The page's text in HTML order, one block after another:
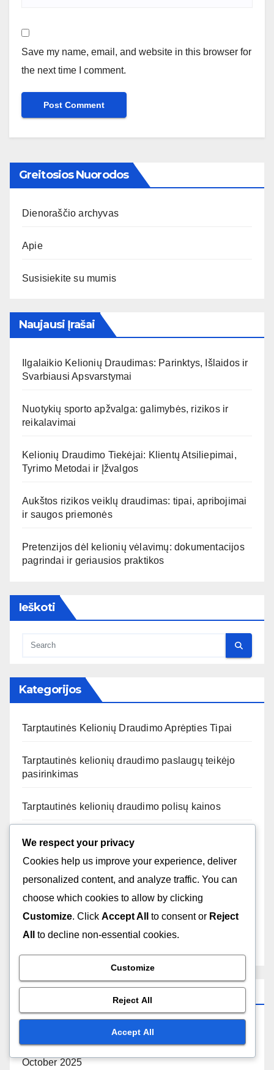
Save my name, email, and website in this browser for
the next time I comment.
Greitosios Nuorodos
Dienoraščio archyvas
Apie
Susisiekite su mumis
Naujausi Įrašai
Ilgalaikio Kelionių Draudimas: Parinktys, Išlaidos ir
Svarbiausi Apsvarstymai
Nuotykių sporto apžvalga: galimybės, rizikos ir
reikalavimai
Kelionių Draudimo Tiekėjai: Klientų Atsiliepimai,
Tyrimo Metodai ir Įžvalgos
Aukštos rizikos veiklų draudimas: tipai, apribojimai
ir saugos priemonės
Pretenzijos dėl kelionių vėlavimų: dokumentacijos
pagrindai ir geriausios praktikos
Ieškoti
Kategorijos
Tarptautinės Kelionių Draudimo Aprėpties Tipai
Tarptautinės kelionių draudimo paslaugų teikėjo
pasirinkimas
Tarptautinės kelionių draudimo polisų kainos
Tarptautinės kelionių draudimo specialūs
Tarptautinio kelionių draudimo ieškinių proceso
įžvalgos
Tarptautinių Kelionių Draudimo Reguliavimo
Archyvai
October 2025
We respect your privacy
Cookies help us improve your experience, deliver
personalized content, and analyze traffic. You can
choose which cookies to allow by clicking
Customize. Click Accept All to consent or Reject
All
to decline non-essential cookies.
Customize
Reject All
Accept All